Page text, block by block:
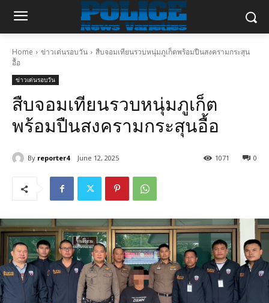
Home ข่าวเด่นรอบวัน
สืบจอมเทียนรวบหนุ่มภูเก็ตพร้อมปืนสงครามกระสุน
อื้อ
ข่าวเด่นรอบวัน
สืบจอมเทียนรวบหนุ่มภูเก็ต
พร้อมปืนสงครามกระสุนอื้อ
By reporter4 June 12, 2025 0
1071